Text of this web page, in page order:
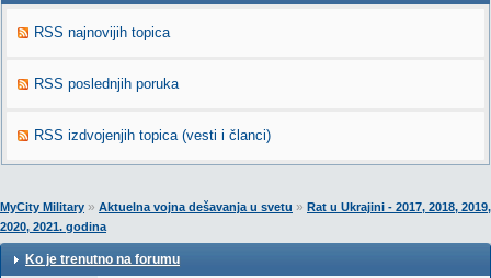
RSS najnovijih topica
RSS poslednjih poruka
RSS izdvojenjih topica (vesti i članci)
MyCity Military » Aktuelna vojna dešavanja u svetu » Rat u Ukrajini - 2017, 2018, 2019,
2020, 2021. godina
Ko je trenutno na forumu